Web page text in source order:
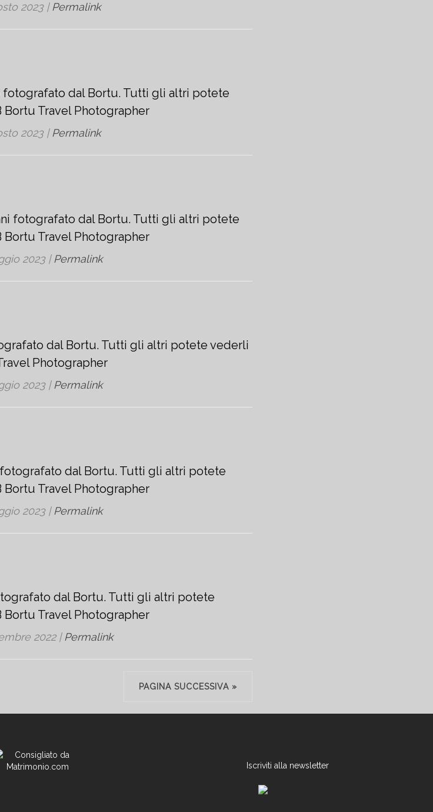
2023| Permalink
dal Bortu. Tutti gli altri potete
Travel Photographer
2023| Permalink
fotografato dal Bortu. Tutti gli altri potete
Travel Photographer
2023| Permalink
dal Bortu. Tutti gli altri potete vederli
Photographer
2023| Permalink
dal Bortu. Tutti gli altri potete
Travel Photographer
2023| Permalink
dal Bortu. Tutti gli altri potete
Travel Photographer
2022| Permalink
PAGINA SUCCESSIVA »
Iscriviti alla newsletter